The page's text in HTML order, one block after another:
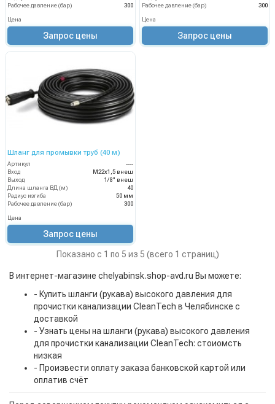
Рабочее давление (бар)
300
Цена
Запрос цены
Рабочее давление (бар)
300
Цена
Запрос цены
Шланг для промывки труб (40 м)
Артикул
----
Вход
М22х1,5 внеш
Выход
1/8" внеш
Длина шланга ВД (м)
40
Радиус изгиба
50 мм
Рабочее давление (бар)
300
Цена
Запрос цены
Показано с 1 по 5 из 5 (всего 1 страниц)
В интернет-магазине chelyabinsk.shop-avd.ru Вы можете:
- Купить шланги (рукава) высокого давления для
прочистки канализации CleanTech в Челябинске с
доставкой
- Узнать цены на шланги (рукава) высокого давления
для прочистки канализации CleanTech: стоиомсть
низкая
- Произвести оплату заказа банковской картой или
оплатив счёт